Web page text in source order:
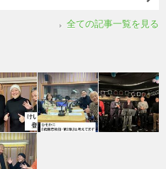
全ての記事一覧を見る